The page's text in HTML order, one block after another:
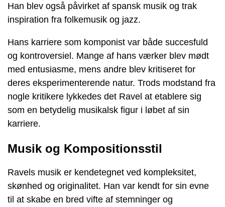
Han blev også påvirket af spansk musik og trak
inspiration fra folkemusik og jazz.
Hans karriere som komponist var både succesfuld
og kontroversiel. Mange af hans værker blev mødt
med entusiasme, mens andre blev kritiseret for
deres eksperimenterende natur. Trods modstand fra
nogle kritikere lykkedes det Ravel at etablere sig
som en betydelig musikalsk figur i løbet af sin
karriere.
Musik og Kompositionsstil
Ravels musik er kendetegnet ved kompleksitet,
skønhed og originalitet. Han var kendt for sin evne
til at skabe en bred vifte af stemninger og